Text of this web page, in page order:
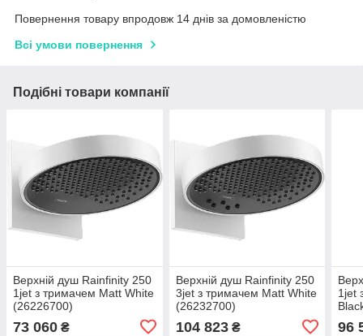
Повернення товару впродовж 14 днів за домовленістю
Всі умови повернення
Подібні товари компанії
Верхній душ Rainfinity 250
1jet з тримачем Matt White
(26226700)
73 060 ₴
Верхній душ Rainfinity 250
3jet з тримачем Matt White
(26232700)
104 823₴
1jet
96